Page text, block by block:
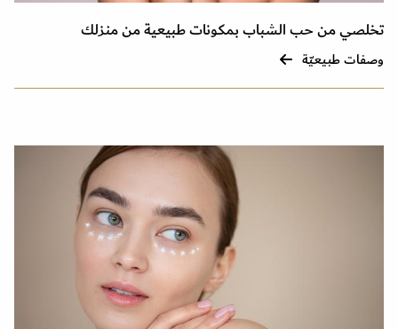
تخلصي من حب الشباب بمكونات طبيعية من منزلك
وصفات طبيعيّة